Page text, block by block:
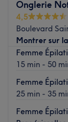
beiges avec
beaucoup de
C'est une
pour que vous
relaxation et
gommages et
Onglerie
4,5
Boulevard
Montrer sur
Femme
15 min - 50
Femme
25 min - 35
Femme